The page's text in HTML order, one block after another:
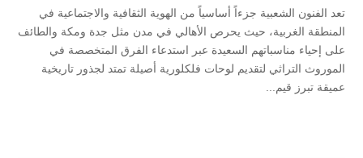
​​تعد الفنون الشعبية جزءاً أساسياً من الهوية الثقافية والاجتماعية في
المنطقة الغربية، حيث يحرص الأهالي في مدن مثل جدة ومكة والطائف
على إحياء مناسباتهم السعيدة عبر استدعاء الفرق المتخصصة في
الموروث التراثي لتقديم لوحات فلكلورية أصيلة تمتد لجذور تاريخية
عميقة تبرز قيم...